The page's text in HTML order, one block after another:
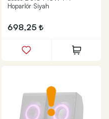
Hoparlör Siyah
698,25